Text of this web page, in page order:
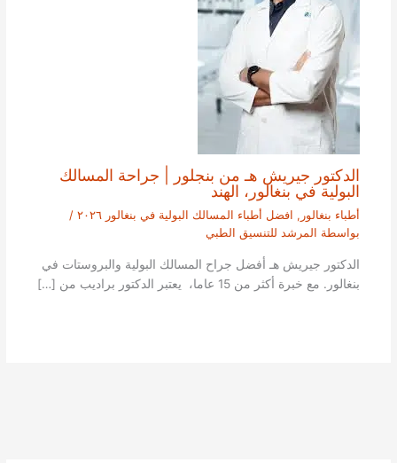
الدكتور جيريش هـ من بنجلور | جراحة المسالك
البولية في بنغالور، الهند
أطباء بنغالور , افضل أطباء المسالك البولية في بنغالور ٢٠٢٦
/
بواسطة المرشد للتنسيق الطبي
الدكتور جيريش هـ أفضل جراح المسالك البولية والبروستات في
بنغالور. مع خبرة أكثر من 15 عاما، يعتبر الدكتور براديب من […]